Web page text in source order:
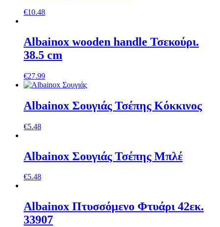
€10.48
Albainox wooden handle Τσεκούρι.
38.5 cm
€27.99
Albainox Σουγιάς Τσέπης Κόκκινος
€5.48
Albainox Σουγιάς Τσέπης Μπλέ
€5.48
Αlbainox Πτυσσόμενο Φτυάρι 42εκ.
33907